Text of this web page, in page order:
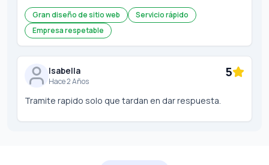
Gran diseño de sitio web
Servicio rápido
Empresa respetable
Isabella
Hace 2 Años
5
Tramite rapido solo que tardan en dar respuesta.